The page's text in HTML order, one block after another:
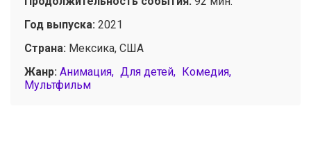
Год выпуска: 2021
Страна: Мексика, США
Жанр: Анимация Для детей
Комедия
Мультфильм